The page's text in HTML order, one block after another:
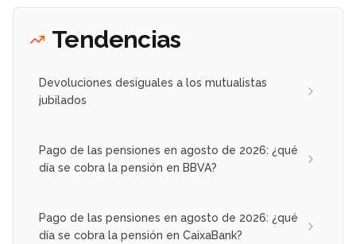
Tendencias
Devoluciones desiguales a los mutualistas
jubilados
Pago de las pensiones en agosto de 2026: ¿qué
día se cobra la pensión en BBVA?
Pago de las pensiones en agosto de 2026: ¿qué
día se cobra la pensión en CaixaBank?